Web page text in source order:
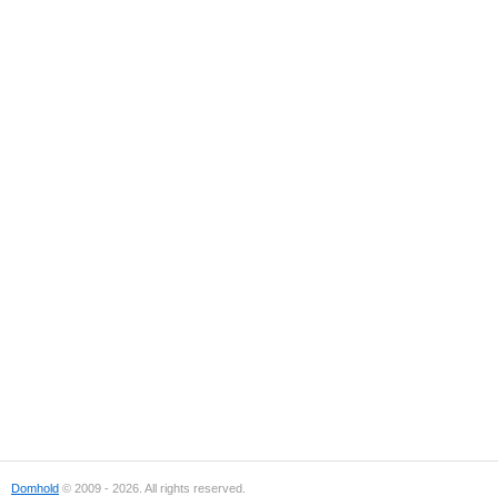
Domhold © 2009 - 2026. All rights reserved.